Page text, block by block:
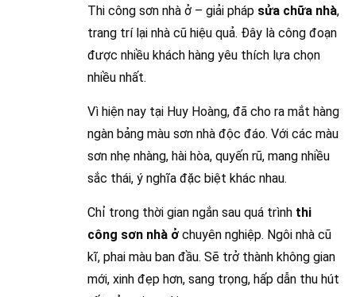
Thi công sơn nhà ở – giải pháp sửa chữa nhà,
trang trí lại nhà cũ hiệu quả. Đây là công đoạn
được nhiều khách hàng yêu thích lựa chọn
nhiều nhất.
Vì hiện nay tại Huy Hoàng, đã cho ra mắt hàng
ngàn bảng màu sơn nhà độc đáo. Với các màu
sơn nhẹ nhàng, hài hòa, quyến rũ, mang nhiều
sắc thái, ý nghĩa đặc biệt khác nhau.
Chỉ trong thời gian ngắn sau quá trình thi
công sơn nhà ở chuyên nghiệp. Ngôi nhà cũ
kĩ, phai màu ban đầu. Sẽ trở thành không gian
mới, xinh đẹp hơn, sang trọng, hấp dẫn thu hút